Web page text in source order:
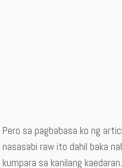
Pero sa pagbabasa ko ng
nasasabi raw ito dahil baka
kumpara sa kanilang